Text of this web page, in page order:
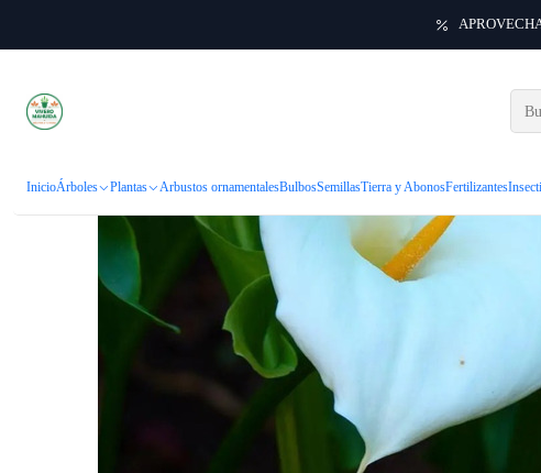
InicioÁrboles Plantas Arbustos ornamentalesBulbosSemillasTierra y AbonosFertilizantes